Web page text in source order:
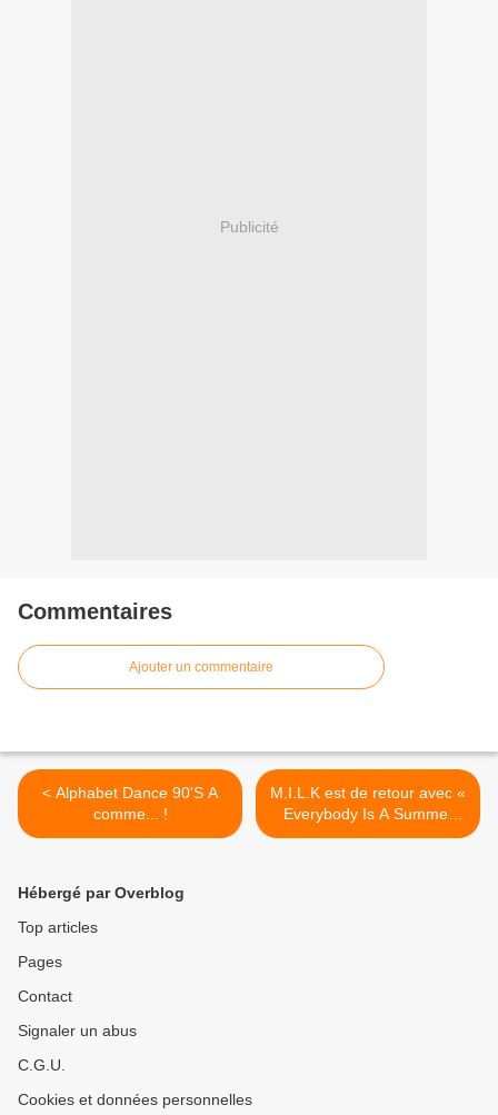
Publicité
Commentaires
Ajouter un commentaire
< Alphabet Dance 90'S A
comme... !
M.I.L.K est de retour avec «
Everybody Is A Summer
Body » ! >
Hébergé par Overblog
Top articles
Pages
Contact
Signaler un abus
C.G.U.
Cookies et données personnelles